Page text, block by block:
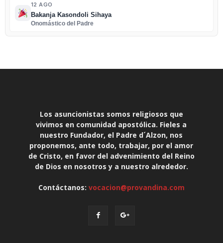
12 AGO
Bakanja Kasondoli Sihaya
Onomástico del Padre
Los asuncionistas somos religiosos que
vivimos en comunidad apostólica. Fieles a
nuestro Fundador, el Padre d´Alzon, nos
proponemos, ante todo, trabajar, por el amor
de Cristo, en favor del advenimiento del Reino
de Dios en nosotros y a nuestro alrededor.
Contáctanos: vocacion@provandina.com